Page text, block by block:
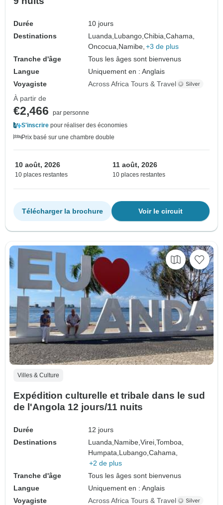
Durée
10 jours
Destinations
Luanda, Lubango,Chibia,Cahama,
Oncocua, Namibe, +3 de plus
Tranche d'âge
Tous les âges sont bienvenus
Langue
Uniquement en : Anglais
Voyagiste
Across Africa Tours & Travel
À partir de
€2,466
par personne
S'inscrire pour réaliser des économies
Prix basé sur une chambre double
10 août, 2026
10 places restantes
11 août, 2026
10 places restantes
Voir le circuit
Télécharger la brochure
Villes & Culture
Expédition culturelle et tribale dans le sud
de l'Angola 12 jours/11 nuits
Durée
12 jours
Destinations
Luanda, Namibe,Virei,Tomboa,
Humpata, Lubango,Cahama,
+2 de plus
Tranche d'âge
Tous les âges sont bienvenus
Langue
Uniquement en : Anglais
Voyagiste
Across Africa Tours & Travel